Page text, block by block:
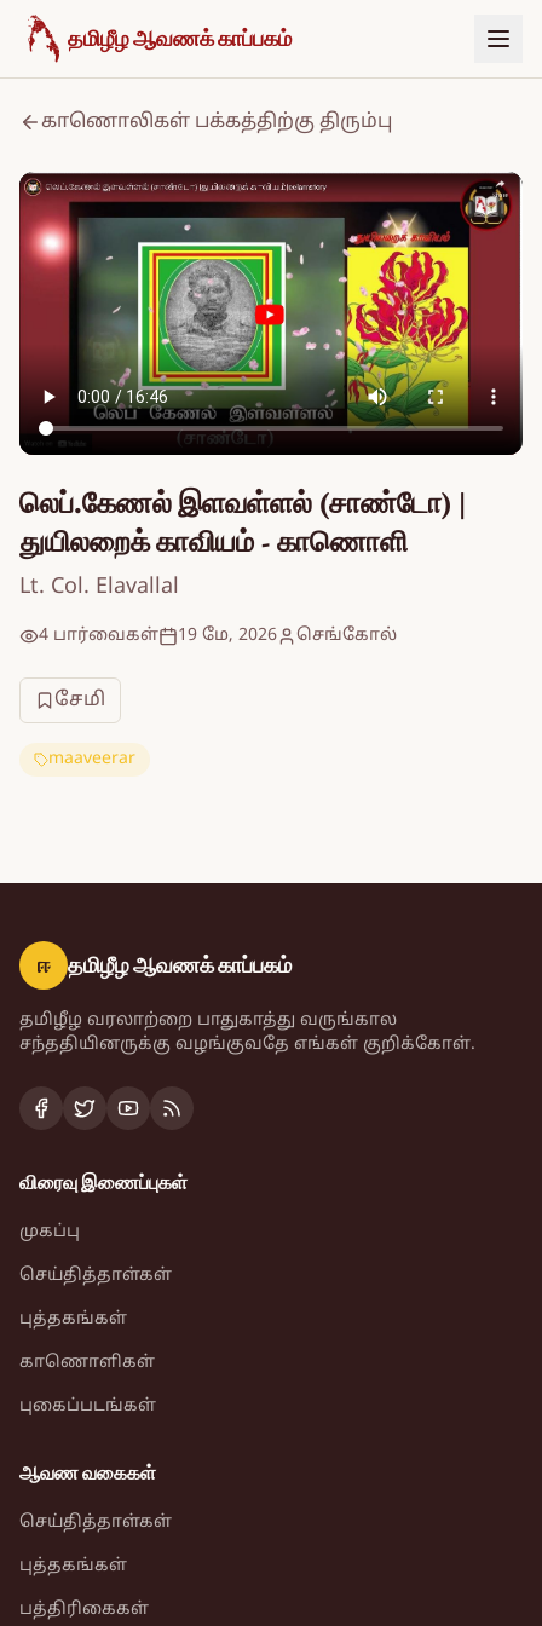
உள்ளடக்கத்திற்குச் செல்க
தமிழீழ ஆவணக் காப்பகம்
காணொலிகள் பக்கத்திற்கு திரும்பு
லெப்.கேணல் இளவள்ளல் (சாண்டோ) |
துயிலறைக் காவியம் - காணொளி
Lt. Col. Elavallal
4 பார்வைகள் 19 மே, 2026 செங்கோல்
சேமி
maaveerar
ஈ தமிழீழ ஆவணக் காப்பகம்
தமிழீழ வரலாற்றை பாதுகாத்து வருங்கால
சந்ததியினருக்கு வழங்குவதே எங்கள் குறிக்கோள்.
விரைவு இணைப்புகள்
முகப்பு
செய்தித்தாள்கள்
புத்தகங்கள்
காணொளிகள்
புகைப்படங்கள்
ஆவண வகைகள்
செய்தித்தாள்கள்
புத்தகங்கள்
பத்திரிகைகள்